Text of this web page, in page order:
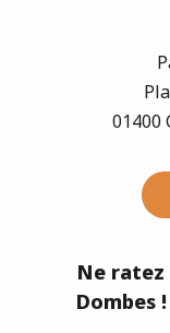
01400
Ne ratez
Dombes !